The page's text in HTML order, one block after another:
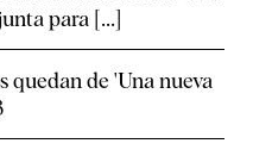
para [...]
quedan de 'Una nueva